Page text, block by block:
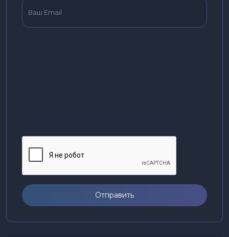
Отправить